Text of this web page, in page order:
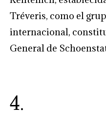
Tréveris, como el
internacional,
General de
4.